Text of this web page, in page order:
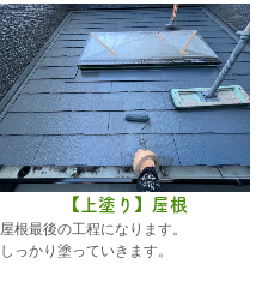
【上塗り】屋根
屋根最後の工程になります。
しっかり塗っていきます。